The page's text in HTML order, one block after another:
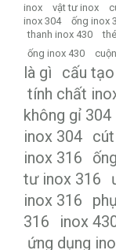
inox
vật tư inox
inox 304
ống inox
thanh inox 430
ống inox 430
là gì
cấu
tính chất
không gỉ 304
inox 304
inox 316
tư inox 316
inox 316
316
inox
ứng dụng